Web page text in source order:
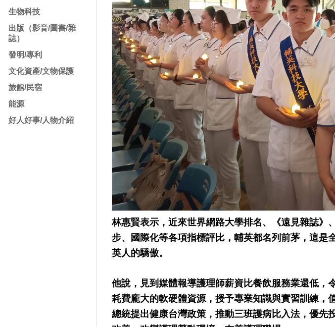
生物科技
出版（影音/圖書/雜
誌）
發明/專利
文化資產/文物保護
旅館/民宿
能源
好人好事/人物介紹
林惠賢表示，近來世界網路大學排名、《遠見雜誌》
步、國際化等各項指標評比，輔英都名列前茅，這
英人的驕傲。
他說，見到媒體報導護理師薪資比餐飲服務業還低
耗費龐大的軟硬體資源，授予專業知識與實習訓練，
總統提出健康台灣政策，推動三班護病比入法，優